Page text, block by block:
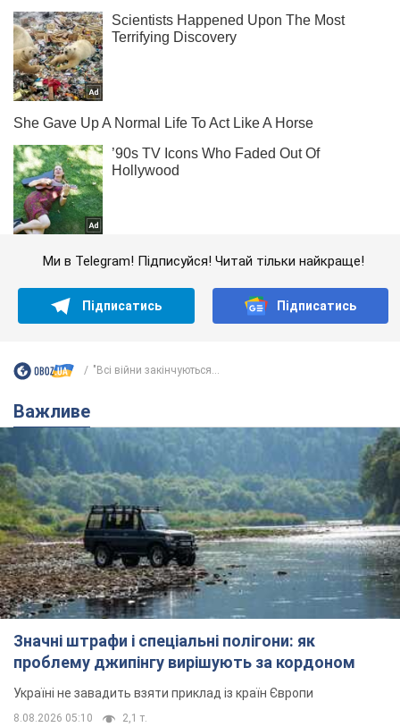
Ми в Telegram! Підписуйся! Читай тільки найкраще!
Підписатись Підписатись
"Всі війни закінчуються...
Важливе
Значні штрафи і спеціальні полігони: як
проблему джипінгу вирішують за кордоном
Україні не завадить взяти приклад із країн Європи
8.08.2026 05:10 2,1 т.